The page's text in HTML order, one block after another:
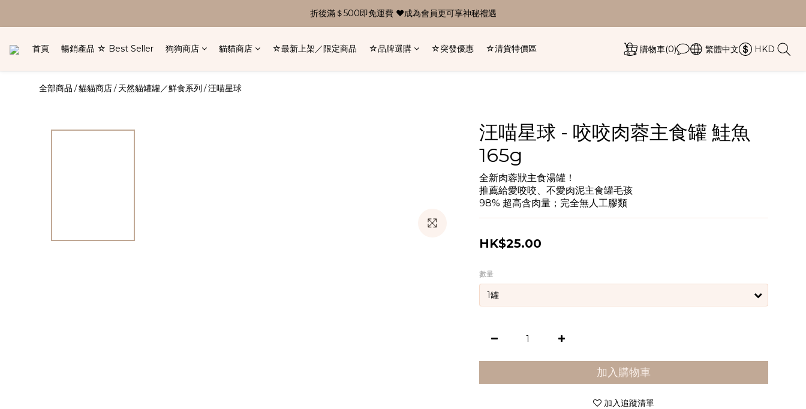
折後滿＄500即免運費 ❤成為會員更可享神秘禮遇
首頁 暢銷產品 ☆ Best Seller 狗狗商店 貓貓商店 ☆最新上架／限定商品 ☆品牌選購 ☆突發優惠 ☆清貨特價區 購物車(0) 繁體中文 HKD
全部商品 /貓貓商店/天然貓罐罐／鮮食系列 /汪喵星球
汪喵星球 - 咬咬肉蓉主食罐 鮭魚
165g
全新肉蓉狀主食湯罐！
推薦給愛咬咬、不愛肉泥主食罐毛孩
98% 超高含肉量；完全無人工膠類
HK$25.00
數量
加入購物車
加入追蹤清單